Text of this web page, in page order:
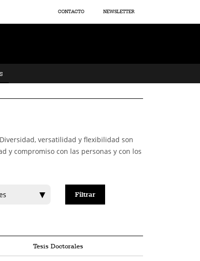
CONTACTO NEWSLETTER
versatilidad y flexibilidad son
y compromiso con las personas y con los
Tesis Doctorales